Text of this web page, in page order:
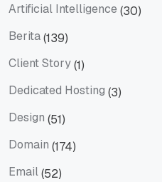
Artificial Intelligence (30)
Berita(139)
Client Story(1)
Dedicated Hosting (3)
Design (51)
Domain (174)
Email(52)